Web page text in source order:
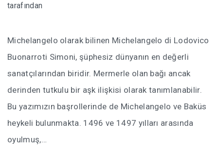
tarafından
Michelangelo olarak bilinen Michelangelo di Lodovico
Buonarroti Simoni, şüphesiz dünyanın en değerli
sanatçılarından biridir. Mermerle olan bağı ancak
derinden tutkulu bir aşk ilişkisi olarak tanımlanabilir.
Bu yazımızın başrollerinde de Michelangelo ve Baküs
heykeli bulunmakta. 1496 ve 1497 yılları arasında
oyulmuş,…